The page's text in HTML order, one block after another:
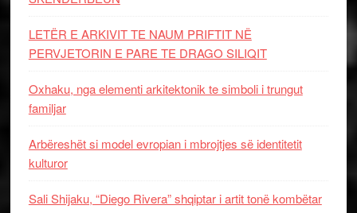
LETËR E ARKIVIT TE NAUM PRIFTIT NË
PERVJETORIN E PARE TE DRAGO SILIQIT
Oxhaku, nga elementi arkitektonik te simboli i trungut
familjar
Arbëreshët si model evropian i mbrojtjes së identitetit
kulturor
Sali Shijaku, “Diego Rivera” shqiptar i artit tonë kombëtar